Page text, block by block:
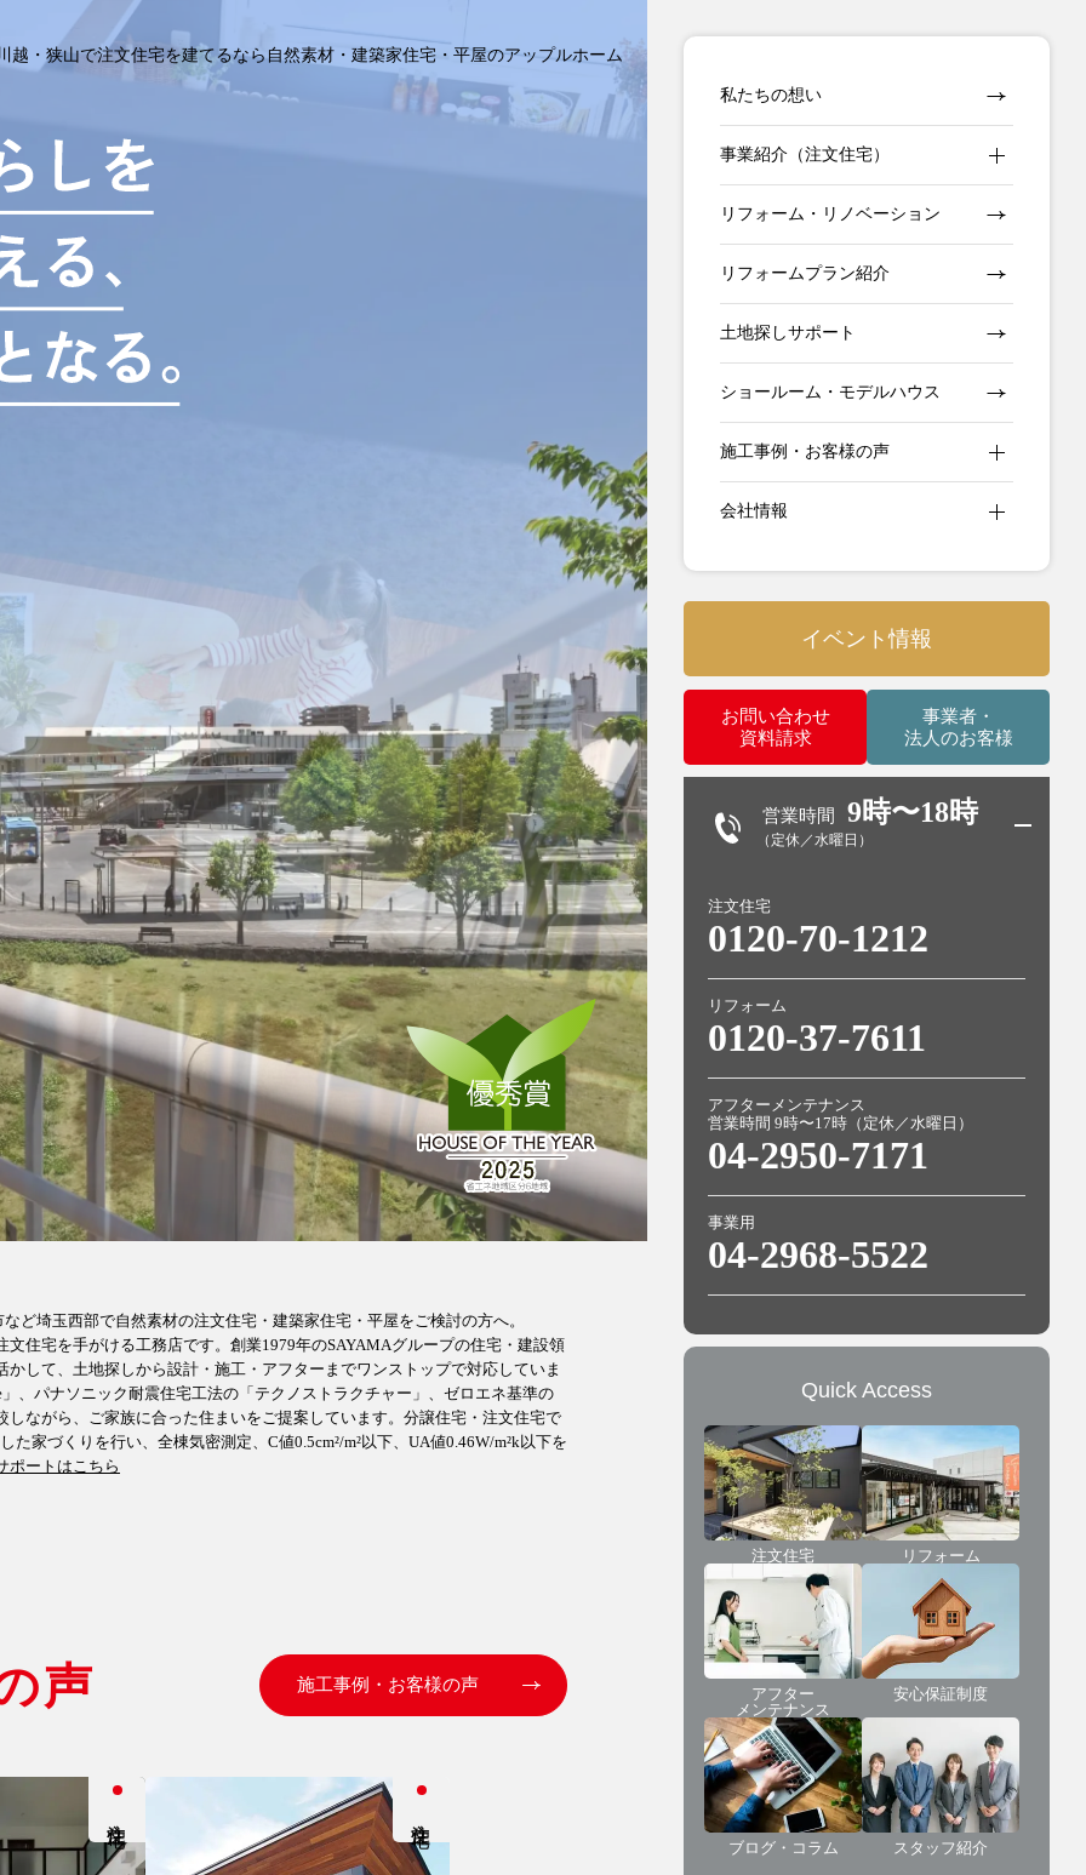
越・狭山で注文住宅を建てるなら自然素材・建築家住宅・平屋のアップルホーム
ど埼玉西部で自然素材の注文住宅・建築家住宅・平屋をご検討の方へ。
住宅を手がける工務店です。創業1979年のSAYAMAグループの住宅・建設領
して、土地探しから設計・施工・アフターまでワンストップで対応していま
、パナソニック耐震住宅工法の「テクノストラクチャー」、ゼロエネ基準の
ながら、ご家族に合った住まいをご提案しています。分譲住宅・注文住宅で
家づくりを行い、全棟気密測定、C値0.5cm²/m²以下、UA値0.46W/m²k以下を
ポートはこちら
声 施工事例・お客様の声
私たちの想い
事業紹介（注文住宅）
リフォーム・リノベーション
リフォームプラン紹介
土地探しサポート
ショールーム・モデルハウス
施工事例・お客様の声
会社情報
イベント情報
お問い合わせ
資料請求
事業者・
法人のお客様
営業時間 9時〜18時
（定休／水曜日）
注文住宅
0120-70-1212
リフォーム
0120-37-7611
アフターメンテナンス
営業時間 9時〜17時（定休／水曜日）
04-2950-7171
事業用
04-2968-5522
Quick Access
注文住宅 リフォーム
アフター
メンテナンス
安心保証制度
ブログ・コラム スタッフ紹介